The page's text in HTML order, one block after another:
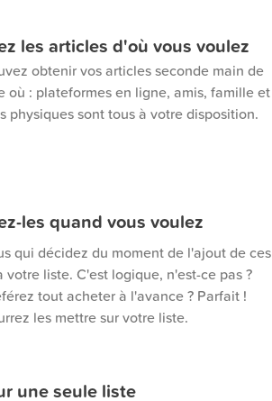
les articles d'où vous voulez
obtenir vos articles seconde main de
où : plateformes en ligne, amis, famille et
physiques sont tous à votre disposition.
les quand vous voulez
qui décidez du moment de l'ajout de ces
votre liste. C'est logique, n'est-ce pas ?
tout acheter à l'avance ? Parfait !
les mettre sur votre liste.
une seule liste